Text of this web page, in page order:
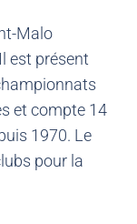
Malo
est présent
et compte 14
1970. Le
pour la